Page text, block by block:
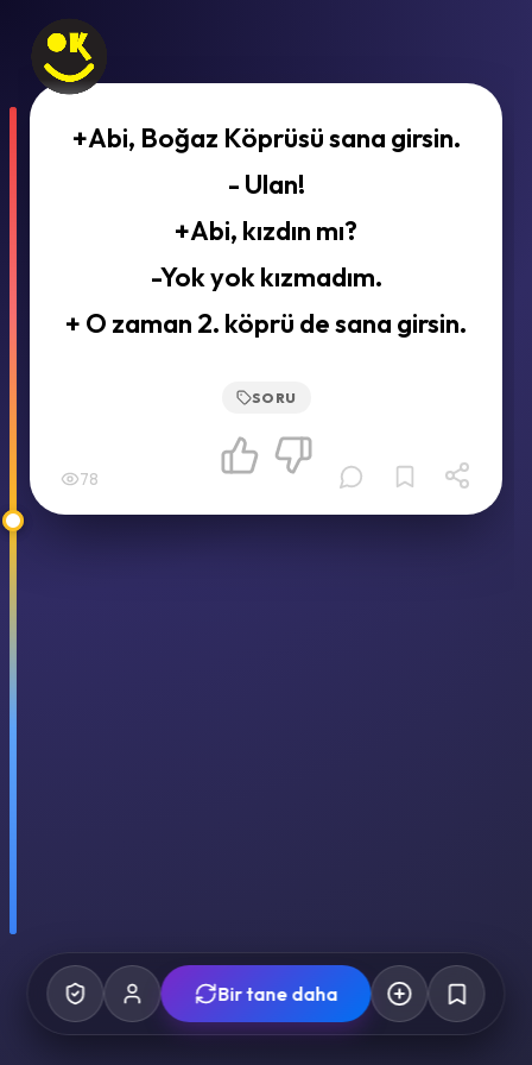
+Abi, Boğaz Köprüsü sana girsin.
- Ulan!
+Abi, kızdın mı?
-Yok yok kızmadım.
+ O zaman 2. köprü de sana girsin.
SORU
78
Bir tane daha